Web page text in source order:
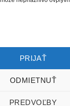
PRIJAŤ
ODMIETNUŤ
PREDVOĽBY
Stripe